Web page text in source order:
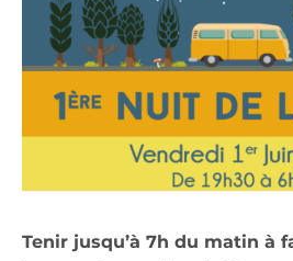
Tenir jusqu’à 7h du matin à